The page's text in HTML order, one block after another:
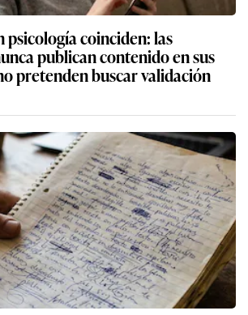
psicología coinciden: las
publican contenido en sus
pretenden buscar validación